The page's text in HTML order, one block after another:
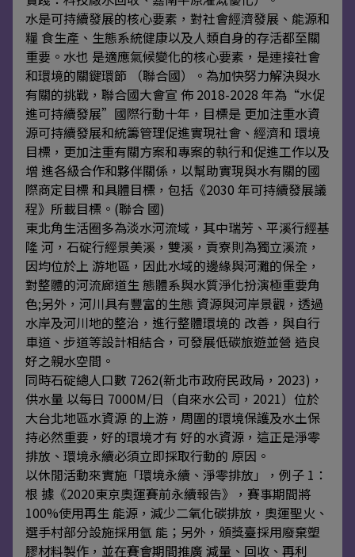
水是可持續發展的核心要素，對社會經濟發展、能源和
糧 食生產、生態系統健康以及人類自身的存活都至關
重要。水也 是適應氣候變化的核心要素，是連接社會
和環境的關鍵環節 （聯合國）。為加快努力解決與水
有關的挑戰，聯合國大會宣 佈 2018-2028 年為“水促
進可持續發展”國際行動十年，目標是 更加注重水資
源可持續發展和統籌管理促進實現社會、經濟和 環境
目標，更加注重有關方案和專案的執行和促進工作以及
增 進各級合作和夥伴關係，以幫助實現與水有關的國
際商定目標 和具體目標，包括《2030 年可持續發展議
程》所載目標。(聯合 國)
東北角生活圈多為淡水河流域，其中瑞芳、平溪行經基
隆 河，石碇行經景美溪，雙溪，貢寮則為獨立溪流，
因均位於上 游地區，因此水域的邊緣與河灘的保全，
對整體的河流廊道生 態體系與水質淨化扮演極重要角
色;另外，河川具有豐富的生態 資源與河岸景觀，透過
水岸及河川地的整治，進行整體環境的 改善，與自行
車道、步道等設計相結合，可發展低碳旅遊並營 造良
好之親水空間。
同時石碇總人口數 7262(新北市政府民政局，2023)，
供水量 以每日 7000M/日（自來水公司，2021）位於
大台北地區水資源 的上游，周圍的環境保護及水土保
持必然重要，好的環境才有 好的水資源，這正是淨零
排放、環境永續必須立即採取行動的 原因。
以休閒活動來實施「環境永續、淨零排放」，例子 1：
根 據《2020東京奧運賽前永續報告》，賽事期間將
100%使用再生 能源，減少二氧化碳排放，奧運聖火、
選手村部分設施採用氫 能；另外，頒獎臺採用廢棄塑
膠材料製作，並在賽會期間推廣 減量、回收、再利